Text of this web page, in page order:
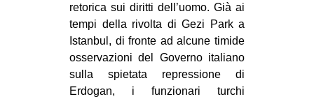
Fb
tw
bsky
retorica sui diritti dell’uomo. Già ai
tempi della rivolta di Gezi Park a
Istanbul, di fronte ad alcune timide
osservazioni del Governo italiano
sulla spietata repressione di
Erdogan, i funzionari turchi